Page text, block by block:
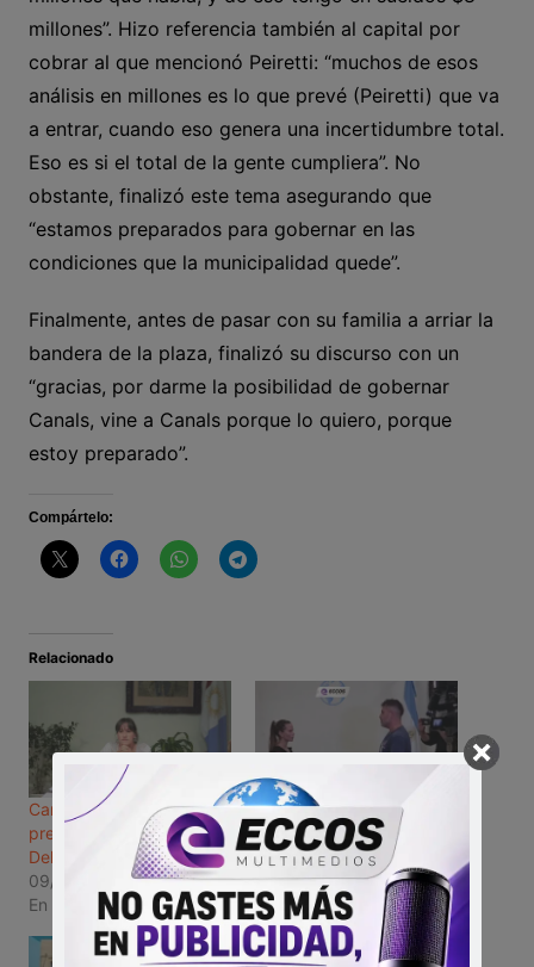
millones”. Hizo referencia también al capital por
cobrar al que mencionó Peiretti: “muchos de esos
análisis en millones es lo que prevé (Peiretti) que va
a entrar, cuando eso genera una incertidumbre total.
Eso es si el total de la gente cumpliera”. No
obstante, finalizó este tema asegurando que
“estamos preparados para gobernar en las
condiciones que la municipalidad quede”.
Finalmente, antes de pasar con su familia a arriar la
bandera de la plaza, finalizó su discurso con un
“gracias, por darme la posibilidad de gobernar
Canals, vine a Canals porque lo quiero, porque
estoy preparado”.
Compártelo:
Relacionado
Canals: Renuncia de la
presidente del Concejo
Deliberante
09/11/2021
En "Canals"
Canals: Se renovó el
Concejo Deliberante
24/01/2022
En "Canals"